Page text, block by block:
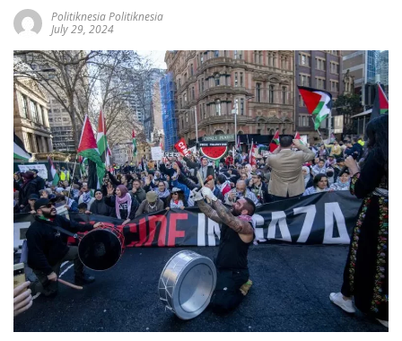
Politiknesia Politiknesia
July 29, 2024